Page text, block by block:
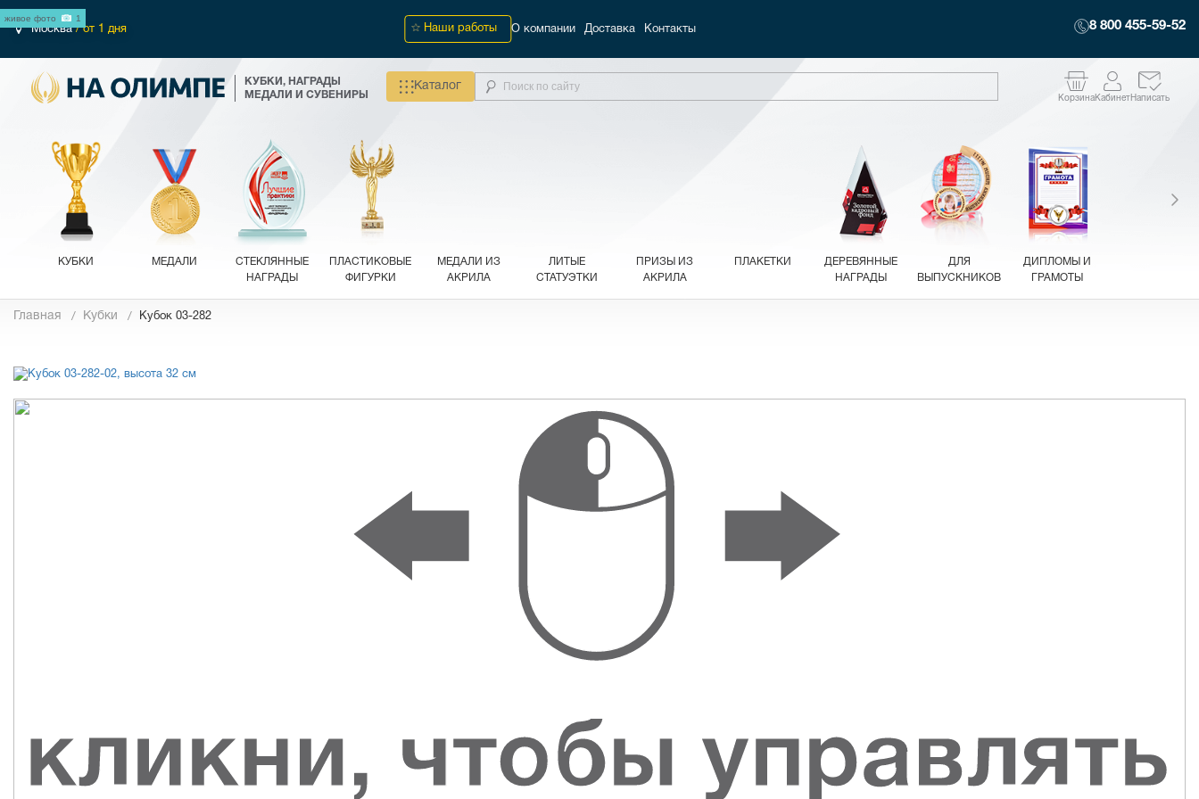
Москва/ от 1 дня Наши работы О компании Доставка Контакты 8 800 455-59-52
КУБКИ, НАГРАДЫ
МЕДАЛИ И СУВЕНИРЫ
Каталог
КорзинаКабинетНаписать
КУБКИ МЕДАЛИ
СТЕКЛЯННЫЕ
НАГРАДЫ
ПЛАСТИКОВЫЕ
ФИГУРКИ
МЕДАЛИ ИЗ
АКРИЛА
ЛИТЫЕ
СТАТУЭТКИ
ПРИЗЫ ИЗ
АКРИЛА
ПЛАКЕТКИ
ДЕРЕВЯННЫЕ
НАГРАДЫ
ДЛЯ
ВЫПУСКНИКОВ
ДИПЛОМЫ И
ГРАМОТЫ
Главная Кубки Кубок 03-282
живое фото 1